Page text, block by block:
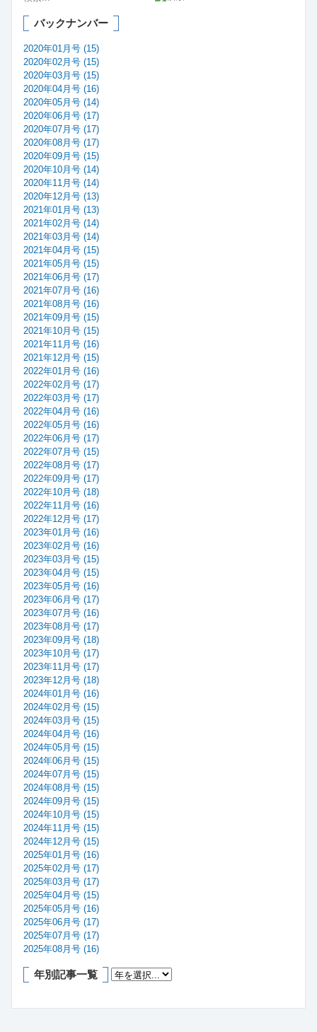
バックナンバー
2020年01月号 (15)
2020年02月号 (15)
2020年03月号 (15)
2020年04月号 (16)
2020年05月号 (14)
2020年06月号 (17)
2020年07月号 (17)
2020年08月号 (17)
2020年09月号 (15)
2020年10月号 (14)
2020年11月号 (14)
2020年12月号 (13)
2021年01月号 (13)
2021年02月号 (14)
2021年03月号 (14)
2021年04月号 (15)
2021年05月号 (15)
2021年06月号 (17)
2021年07月号 (16)
2021年08月号 (16)
2021年09月号 (15)
2021年10月号 (15)
2021年11月号 (16)
2021年12月号 (15)
2022年01月号 (16)
2022年02月号 (17)
2022年03月号 (17)
2022年04月号 (16)
2022年05月号 (16)
2022年06月号 (17)
2022年07月号 (15)
2022年08月号 (17)
2022年09月号 (17)
2022年10月号 (18)
2022年11月号 (16)
2022年12月号 (17)
2023年01月号 (16)
2023年02月号 (16)
2023年03月号 (15)
2023年04月号 (15)
2023年05月号 (16)
2023年06月号 (17)
2023年07月号 (16)
2023年08月号 (17)
2023年09月号 (18)
2023年10月号 (17)
2023年11月号 (17)
2023年12月号 (18)
2024年01月号 (16)
2024年02月号 (15)
2024年03月号 (15)
2024年04月号 (16)
2024年05月号 (15)
2024年06月号 (15)
2024年07月号 (15)
2024年08月号 (15)
2024年09月号 (15)
2024年10月号 (15)
2024年11月号 (15)
2024年12月号 (15)
2025年01月号 (16)
2025年02月号 (17)
2025年03月号 (17)
2025年04月号 (15)
2025年05月号 (16)
2025年06月号 (17)
2025年07月号 (17)
2025年08月号 (16)
年別記事一覧